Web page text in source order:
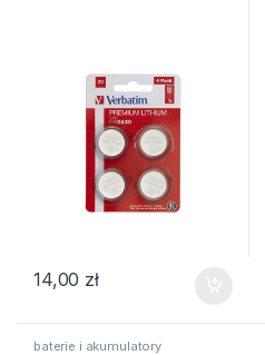
14,00 zł
baterie i akumulatory